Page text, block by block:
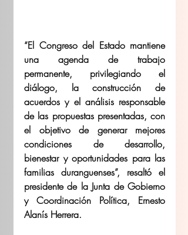
“El Congreso del Estado mantiene
una agenda de trabajo
permanente, privilegiando el
diálogo, la construcción de
acuerdos y el análisis responsable
de las propuestas presentadas, con
el objetivo de generar mejores
condiciones de desarrollo,
bienestar y oportunidades para las
familias duranguenses”, resaltó el
presidente de la Junta de Gobierno
y Coordinación Política, Ernesto
Alanís Herrera.